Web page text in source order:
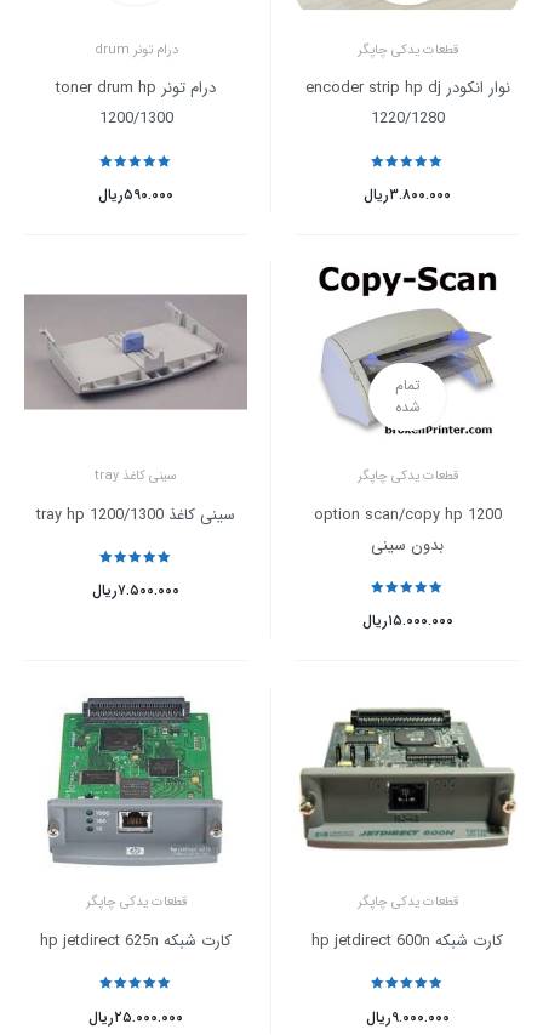
قطعات یدکی چاپگر
نوار انکودر encoder strip hp dj
1220/1280
ریال۳.۸۰۰.۰۰۰
درام تونر drum
درام تونر toner drum hp
1200/1300
ریال۵۹۰.۰۰۰
تمام
شده
قطعات یدکی چاپگر
option scan/copy hp 1200
بدون سینی
ریال۱۵.۰۰۰.۰۰۰
سینی کاغذ tray
سینی کاغذ tray hp 1200/1300
ریال۷.۵۰۰.۰۰۰
قطعات یدکی چاپگر
کارت شبکه hp jetdirect 600n
ریال۹.۰۰۰.۰۰۰
قطعات یدکی چاپگر
کارت شبکه hp jetdirect 625n
ریال۲۵.۰۰۰.۰۰۰